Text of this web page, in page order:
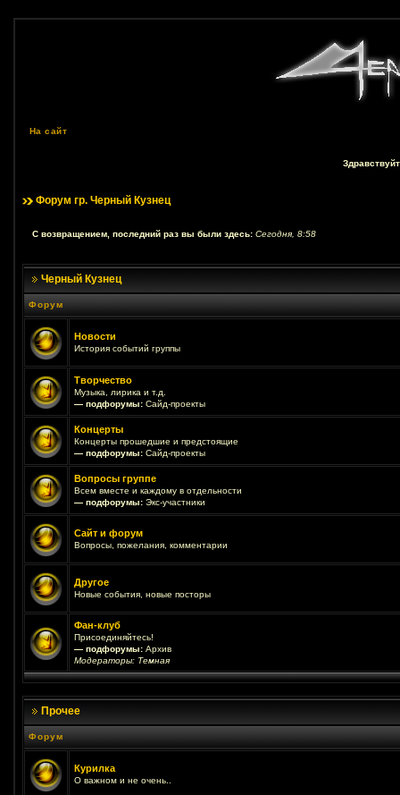
На сайт
Форум гр. Черный Кузнец
С возвращением, последний раз вы были здесь: Сегодня, 8:58
Черный Кузнец
Форум
Новости
История событий группы
Творчество
Музыка, лирика и т.д.
— подфорумы: Сайд-проекты
Концерты
Концерты прошедшие и предстоящие
— подфорумы: Сайд-проекты
Вопросы группе
Всем вместе и каждому в отдельности
— подфорумы: Экс-участники
Сайт и форум
Вопросы, пожелания, комментарии
Другое
Новые события, новые посторы
Фан-клуб
Присоединяйтесь!
— подфорумы: Архив
Модераторы: Темная
Прочее
Форум
Курилка
О важном и не очень..